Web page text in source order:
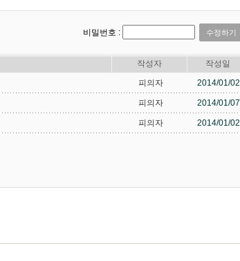
비밀번호 : 수정하기
작성자 작성일
피의자 2014/01/02
피의자 2014/01/07
피의자 2014/01/02